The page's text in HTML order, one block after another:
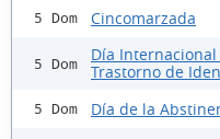
5 Dom Cincomarzada
5 Dom
Día
Trastorno de
5 Dom Día de la